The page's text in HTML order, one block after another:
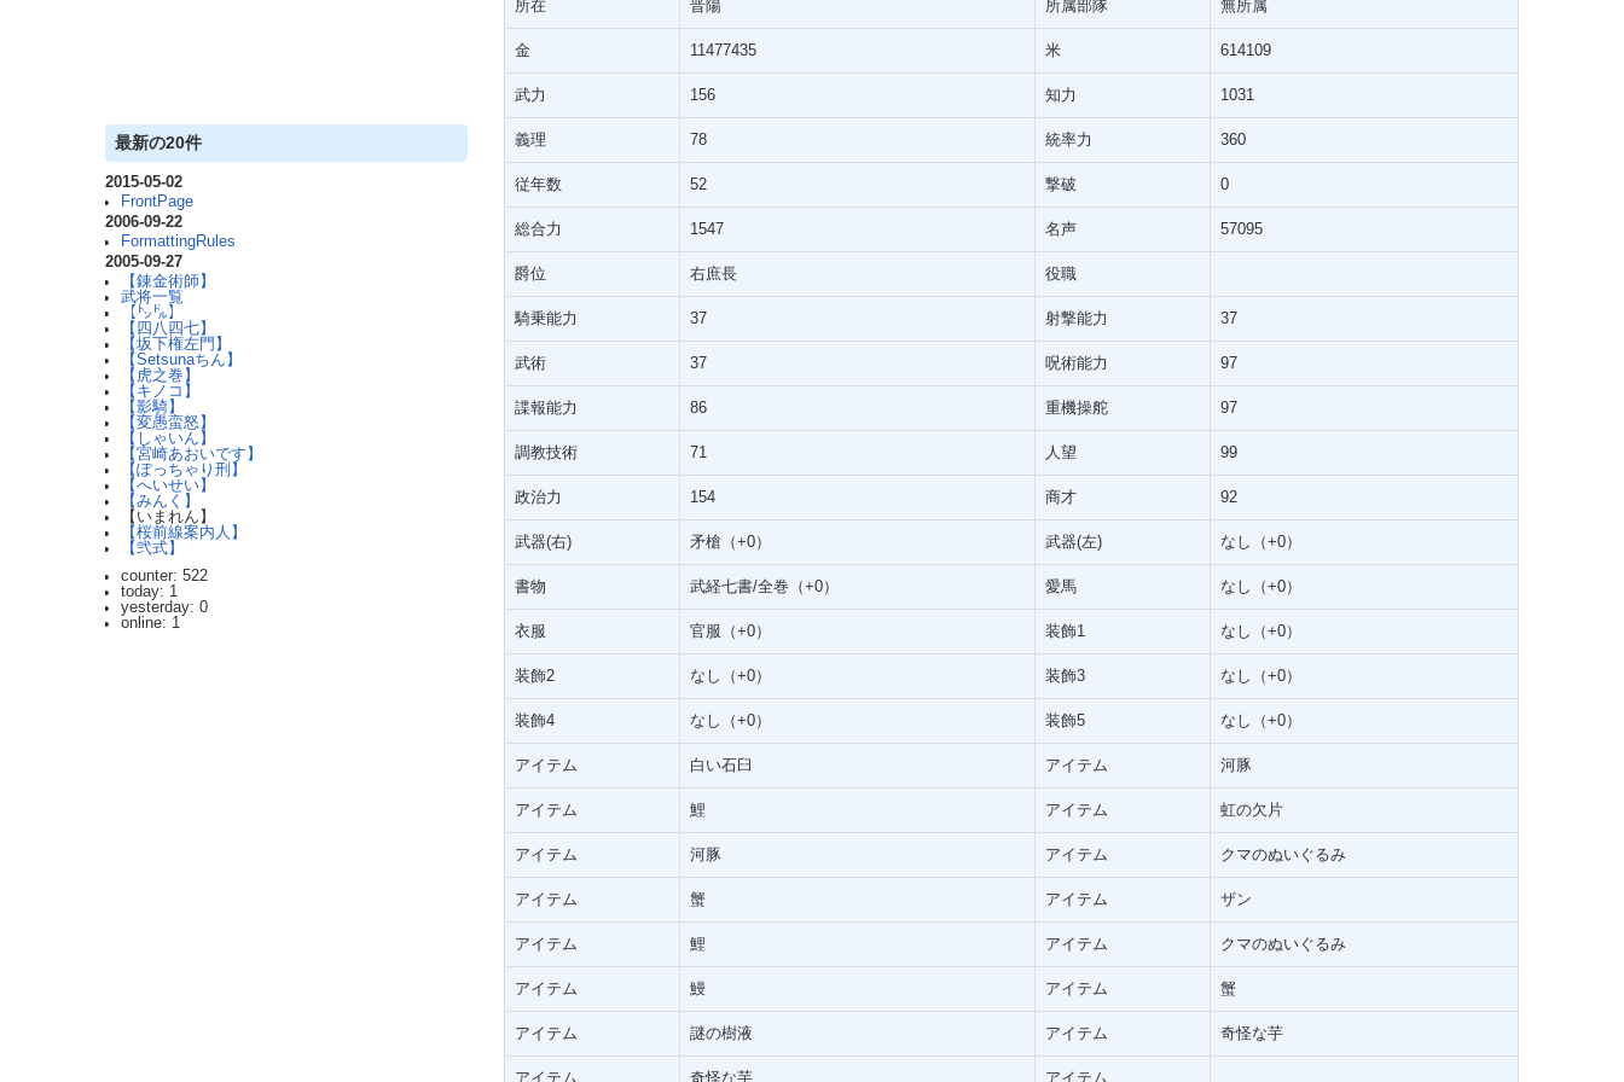
最新の20件
2015-05-02
FrontPage
2006-09-22
FormattingRules
2005-09-27
【錬金術師】
武将一覧
【㌧㌦】
【四八四七】
【坂下権左門】
【Setsunaちん】
【虎之巻】
【キノコ】
【影騎】
【変愚蛮怒】
【しゃいん】
【宮崎あおいです】
【ぽっちゃり刑】
【へいせい】
【みんく】
【いまれん】
【桜前線案内人】
【弐式】
counter: 522
today: 1
yesterday: 0
online: 1
所在 晋陽 所属部隊 無所属
金 11477435 米 614109
武力 156 知力 1031
義理 78 統率力 360
従年数 52 撃破 0
総合力 1547 名声 57095
爵位 右庶長 役職
騎乗能力 37 射撃能力 37
武術 37 呪術能力 97
諜報能力 86 重機操舵 97
調教技術 71 人望 99
政治力 154 商才 92
武器(右) 矛槍（+0） 武器(左) なし（+0）
書物 武経七書/全巻（+0） 愛馬 なし（+0）
衣服 官服（+0） 装飾1 なし（+0）
装飾2 なし（+0） 装飾3 なし（+0）
装飾4 なし（+0） 装飾5 なし（+0）
アイテム 白い石臼 アイテム 河豚
アイテム 鯉 アイテム 虹の欠片
アイテム 河豚 アイテム クマのぬいぐるみ
アイテム 蟹 アイテム ザン
アイテム 鯉 アイテム クマのぬいぐるみ
アイテム 鰻 アイテム 蟹
アイテム 謎の樹液 アイテム 奇怪な芋
アイテム 奇怪な芋 アイテム